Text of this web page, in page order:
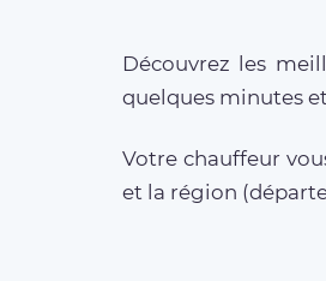
Découvrez les
quelques minutes
Votre chauffeur
et la région